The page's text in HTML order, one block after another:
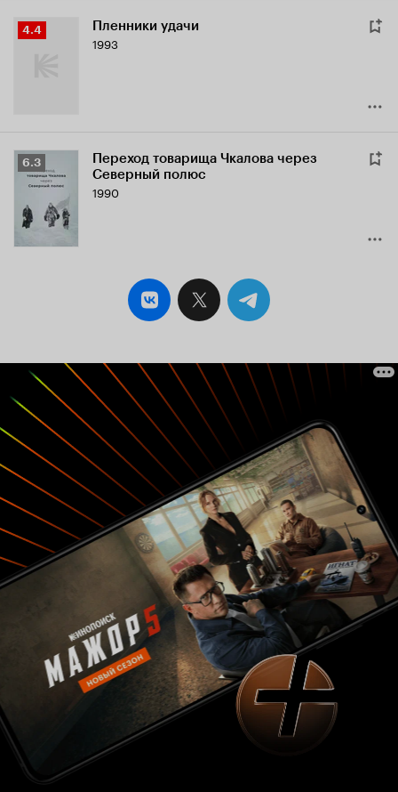
Рейтинг
4.4 Пленники удачи
1993
Рейтинг
Кинопоиска
6.3
Переход товарища Чкалова через
Северный полюс
1990